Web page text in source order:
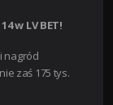
w LV BET!
nagród
zaś 175 tys.